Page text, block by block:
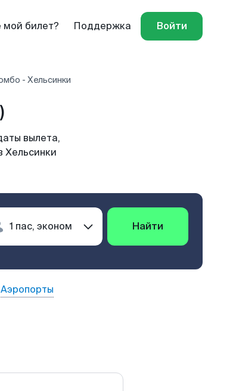
мой билет? Поддержка Войти
- Хельсинки
вылета,
Хельсинки
Найти
Аэропорты